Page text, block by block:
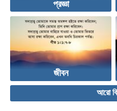
প্রজ্ঞা
জীবন
আরো